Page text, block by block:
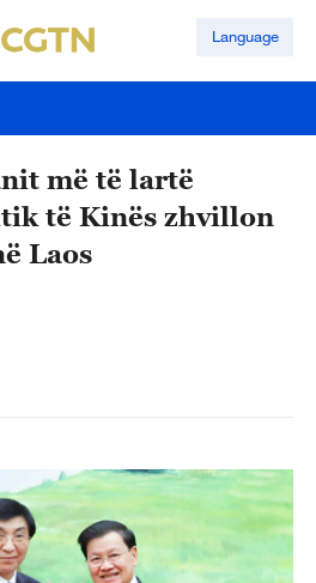
Language
më të lartë
të Kinës zhvillon
Laos